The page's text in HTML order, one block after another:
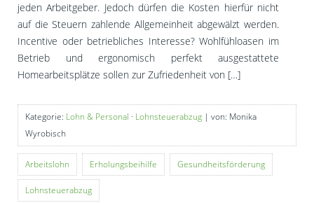
jeden Arbeitgeber. Jedoch dürfen die Kosten hierfür nicht
auf die Steuern zahlende Allgemeinheit abgewälzt werden.
Incentive oder betriebliches Interesse? Wohlfühloasen im
Betrieb und ergonomisch perfekt ausgestattete
Homearbeitsplätze sollen zur Zufriedenheit von […]
Kategorie: Lohn & Personal · Lohnsteuerabzug | von: Monika
Wyrobisch
Arbeitslohn Erholungsbeihilfe Gesundheitsförderung
Lohnsteuerabzug